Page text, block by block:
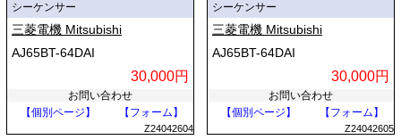
シーケンサー
三菱電機 Mitsubishi
AJ65BT-64DAI
30,000円
お問い合わせ
【個別ページ】
【フォーム】
Z24042604
シーケンサー
三菱電機 Mitsubishi
AJ65BT-64DAI
30,000円
お問い合わせ
【個別ページ】
【フォーム】
Z24042605